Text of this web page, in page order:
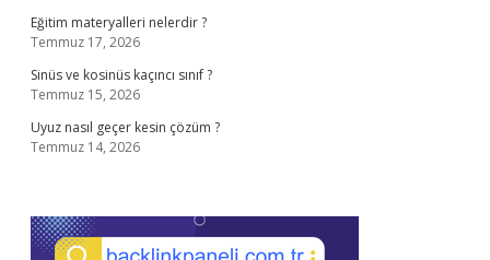
Eğitim materyalleri nelerdir ?
Temmuz 17, 2026
Sinüs ve kosinüs kaçıncı sınıf ?
Temmuz 15, 2026
Uyuz nasıl geçer kesin çözüm ?
Temmuz 14, 2026